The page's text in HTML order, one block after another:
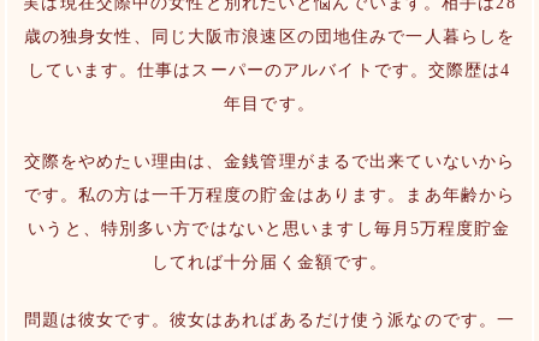
歳の独身女性、同じ大阪市浪速区の団地住みで一人暮らしを
しています。仕事はスーパーのアルバイトです。交際歴は4
年目です。
交際をやめたい理由は、金銭管理がまるで出来ていないから
です。私の方は一千万程度の貯金はあります。まあ年齢から
いうと、特別多い方ではないと思いますし毎月5万程度貯金
してれば十分届く金額です。
問題は彼女です。彼女はあればあるだけ使う派なのです。一